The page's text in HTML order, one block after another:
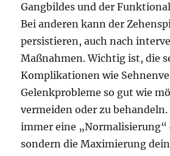
Gangbildes und der
Bei anderen kann der
persistieren, auch nach
Maßnahmen. Wichtig ist, die
Komplikationen wie
Gelenkprobleme so gut wie
vermeiden oder zu
immer eine „Normalisierung“
sondern die Maximierung